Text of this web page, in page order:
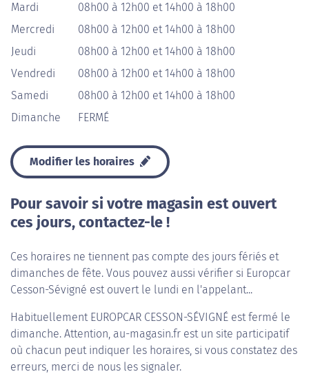
Mardi
08h00 à 12h00 et 14h00 à 18h00
Mercredi
08h00 à 12h00 et 14h00 à 18h00
Jeudi
08h00 à 12h00 et 14h00 à 18h00
Vendredi
08h00 à 12h00 et 14h00 à 18h00
Samedi
08h00 à 12h00 et 14h00 à 18h00
Dimanche
FERMÉ
Modifier les horaires
Pour savoir si votre magasin est ouvert
ces jours, contactez-le !
Ces horaires ne tiennent pas compte des jours fériés et
dimanches de fête. Vous pouvez aussi vérifier si Europcar
Cesson-Sévigné est ouvert le lundi en l'appelant...
Habituellement EUROPCAR CESSON-SÉVIGNÉ est fermé le
dimanche. Attention, au-magasin.fr est un site participatif
où chacun peut indiquer les horaires, si vous constatez des
erreurs, merci de nous les signaler.